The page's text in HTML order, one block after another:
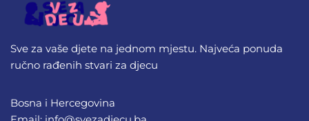
Sve za vaše djete na jednom mjestu. Najveća ponuda
ručno rađenih stvari za djecu
Bosna i Hercegovina